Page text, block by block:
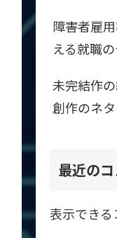
障害者雇
える就職
未完結作
創作のネ
最近の
表示できる